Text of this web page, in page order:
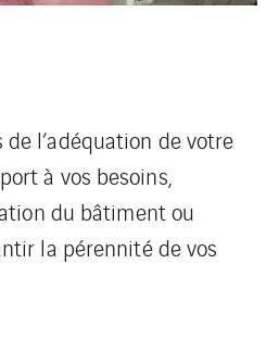
l’adéquation de votre
à vos besoins,
du bâtiment ou
la pérennité de vos